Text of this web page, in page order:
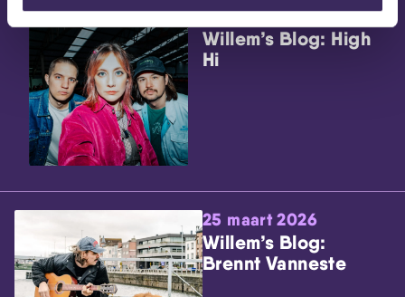
26 maart 2026
Willem’s Blog: High
Hi
25 maart 2026
Willem’s Blog:
Brennt Vanneste